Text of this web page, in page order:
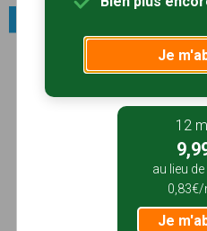
Villes et villages /
de France
Angles-sur-l'Anglin
Aux confins du
doit son
Angles qui envahit
qu’à la rivière qui
basse du village.
« jours », de
qui la font depuis
dans l’Histoire, sa
(15000 ans !) du Roc
Je
12
au lieu de
Je